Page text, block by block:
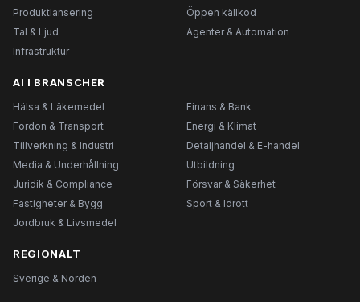
Produktlansering
Öppen källkod
Tal & Ljud
Agenter & Automation
Infrastruktur
AI I BRANSCHER
Hälsa & Läkemedel
Finans & Bank
Fordon & Transport
Energi & Klimat
Tillverkning & Industri
Detaljhandel & E-handel
Media & Underhållning
Utbildning
Juridik & Compliance
Försvar & Säkerhet
Fastigheter & Bygg
Sport & Idrott
Jordbruk & Livsmedel
REGIONALT
Sverige & Norden